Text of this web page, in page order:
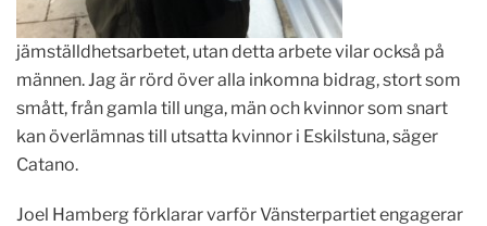
jämställdhetsarbetet, utan detta arbete vilar också på
männen. Jag är rörd över alla inkomna bidrag, stort som
smått, från gamla till unga, män och kvinnor som snart
kan överlämnas till utsatta kvinnor i Eskilstuna, säger
Catano.
Joel Hamberg förklarar varför Vänsterpartiet engagerar